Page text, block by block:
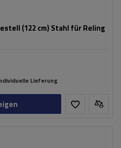
(122 cm) Stahl für Reling
Lieferung